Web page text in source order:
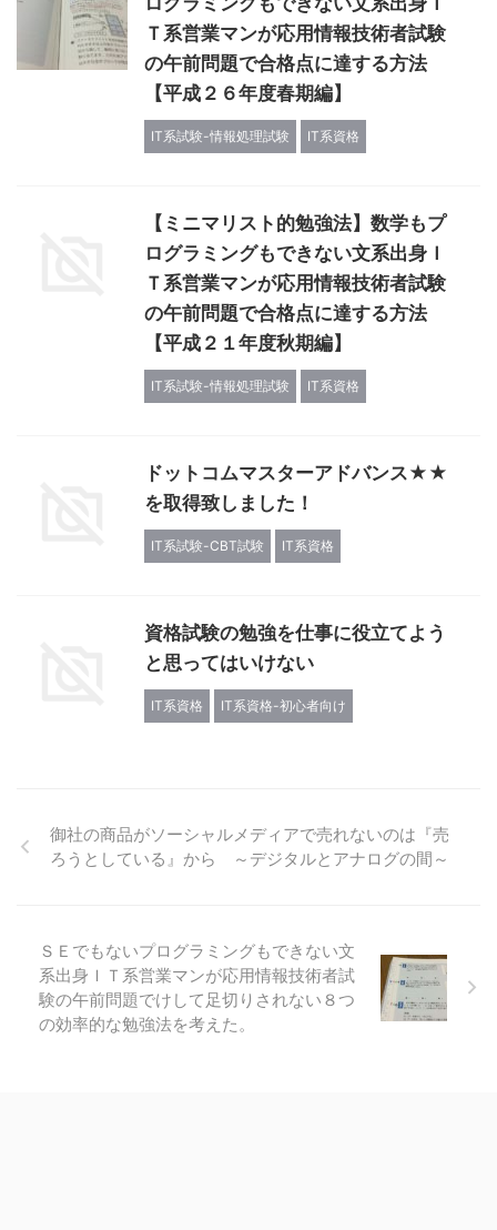
Ｔ系営業マンが応用情報技術者試験
の午前問題で合格点に達する方法
【平成２６年度春期編】
IT系試験-情報処理試験 IT系資格
【ミニマリスト的勉強法】数学もプ
ログラミングもできない文系出身Ｉ
Ｔ系営業マンが応用情報技術者試験
の午前問題で合格点に達する方法
【平成２１年度秋期編】
IT系試験-情報処理試験 IT系資格
ドットコムマスターアドバンス★★
を取得致しました！
IT系試験-CBT試験 IT系資格
資格試験の勉強を仕事に役立てよう
と思ってはいけない
IT系資格 IT系資格-初心者向け
御社の商品がソーシャルメディアで売れないのは『売
ろうとしている』から ～デジタルとアナログの間～
ＳＥでもないプログラミングもできない文
系出身ＩＴ系営業マンが応用情報技術者試
験の午前問題でけして足切りされない８つ
の効率的な勉強法を考えた。